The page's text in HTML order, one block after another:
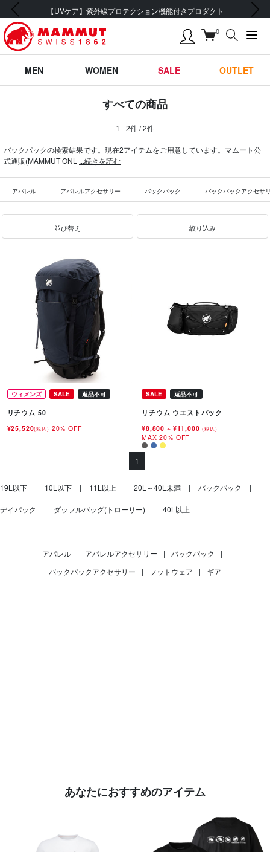
【UVケア】紫外線プロテクション機能付きプロダクト
前の画像 次の画像
0
MEN WOMEN SALE OUTLET
すべての商品
1 - 2件 / 2件
バックパックの検索結果です。現在2アイテムをご用意しています。マムート公
式通販(MAMMUT ONL ...続きを読む
アパレル アパレルアクセサリー バックパック バックパックアクセサ
並び替え 絞り込み
ウィメンズ SALE 返品不可
リチウム 50
¥25,520(税込) 20% OFF
SALE 返品不可
リチウム ウエストパック
¥8,800 ~ ¥11,000(税込)
MAX 20% OFF
1
19L以下 10L以下 11L以上 20L～40L未満 バックパック
デイパック ダッフルバッグ(トローリー) 40L以上
アパレル | アパレルアクセサリー | バックパック
|
バックパックアクセサリー
| フットウェア | ギア
あなたにおすすめのアイテム